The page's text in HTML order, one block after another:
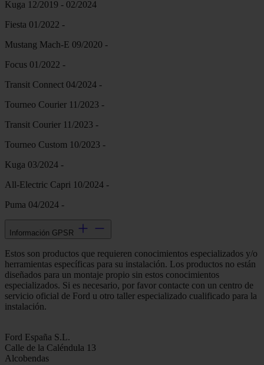
Kuga 12/2019 - 02/2024
Fiesta 01/2022 -
Mustang Mach-E 09/2020 -
Focus 01/2022 -
Transit Connect 04/2024 -
Tourneo Courier 11/2023 -
Transit Courier 11/2023 -
Tourneo Custom 10/2023 -
Kuga 03/2024 -
All-Electric Capri 10/2024 -
Puma 04/2024 -
Información GPSR
Estos son productos que requieren conocimientos especializados y/o
herramientas específicas para su instalación. Los productos no están
diseñados para un montaje propio sin estos conocimientos
especializados. Si es necesario, por favor contacte con un centro de
servicio oficial de Ford u otro taller especializado cualificado para la
instalación.
Ford España S.L.
Calle de la Caléndula 13
Alcobendas